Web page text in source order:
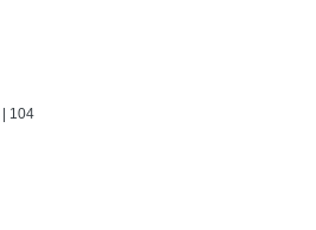
| 104